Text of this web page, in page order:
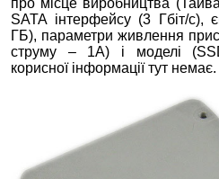
про місце виробництва
SATA інтерфейсу (3 Гбіт/с),
ГБ), параметри живлення
струму – 1А) і моделі
корисної інформації тут немає.